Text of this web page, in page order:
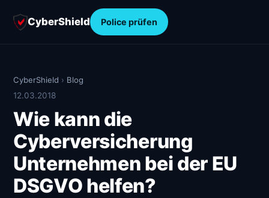
CyberShield Police prüfen
CyberShield › Blog
12.03.2018
Wie kann die
Cyberversicherung
Unternehmen bei der EU
DSGVO helfen?